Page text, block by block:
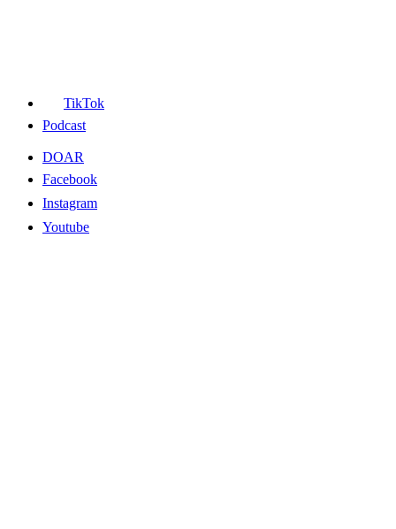
TikTok
Podcast
DOAR
Facebook
Instagram
Youtube